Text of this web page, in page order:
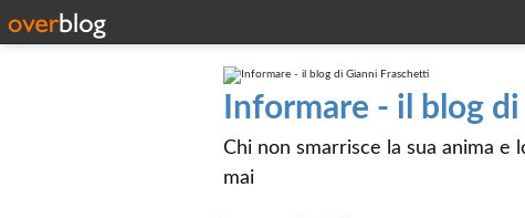
Informare - il blog
Chi non smarrisce la sua anima
mai